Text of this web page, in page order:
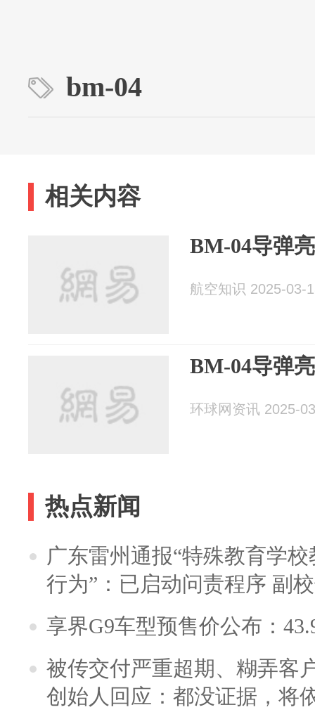
bm-04
相关内容
BM-04导弹
航空知识 2025-03-
BM-04导弹
环球网资讯 2025-
热点新闻
广东雷州通报“特殊教育学
行为”：已启动问责程序 副
享界G9车型预售价公布：
被传交付严重超期、糊弄客
创始人回应：都没证据，将